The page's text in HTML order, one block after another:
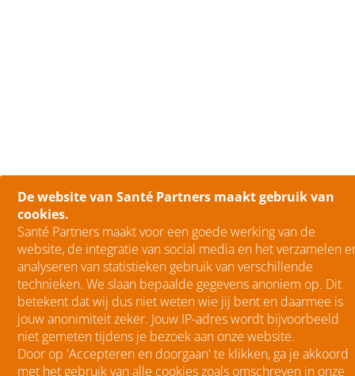
De website van Santé Partners maakt gebruik van
cookies.
Santé Partners maakt voor een goede werking van de
website, de integratie van social media en het verzamelen
analyseren van statistieken gebruik van verschillende
technieken. We slaan bepaalde gegevens anoniem op. Dit
betekent dat wij dus niet weten wie jij bent en daarmee is
jouw anonimiteit zeker. Jouw IP-adres wordt bijvoorbeeld
niet gemeten tijdens je bezoek aan onze website.
Door op 'Accepteren en doorgaan' te klikken, ga je akkoord
met het gebruik van alle cookies zoals omschreven in onze